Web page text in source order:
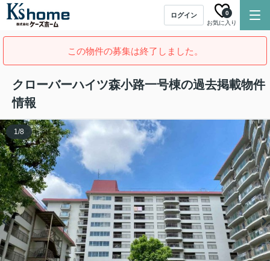
ログイン
お気に入り
0
この物件の募集は終了しました。
クローバーハイツ森小路一号棟の過去掲載物件
情報
1/8